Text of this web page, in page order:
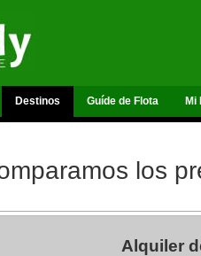
Destinos Guíde de Flota Mi
los
Alquiler